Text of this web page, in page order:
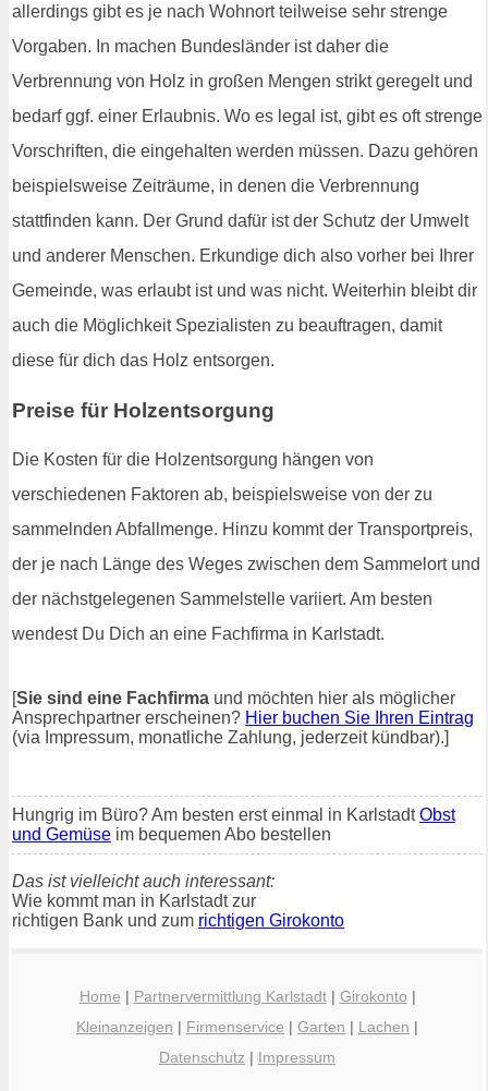
allerdings gibt es je nach Wohnort teilweise sehr strenge
Vorgaben. In machen Bundesländer ist daher die
Verbrennung von Holz in großen Mengen strikt geregelt und
bedarf ggf. einer Erlaubnis. Wo es legal ist, gibt es oft strenge
Vorschriften, die eingehalten werden müssen. Dazu gehören
beispielsweise Zeiträume, in denen die Verbrennung
stattfinden kann. Der Grund dafür ist der Schutz der Umwelt
und anderer Menschen. Erkundige dich also vorher bei Ihrer
Gemeinde, was erlaubt ist und was nicht. Weiterhin bleibt dir
auch die Möglichkeit Spezialisten zu beauftragen, damit
diese für dich das Holz entsorgen.
Preise für Holzentsorgung
Die Kosten für die Holzentsorgung hängen von
verschiedenen Faktoren ab, beispielsweise von der zu
sammelnden Abfallmenge. Hinzu kommt der Transportpreis,
der je nach Länge des Weges zwischen dem Sammelort und
der nächstgelegenen Sammelstelle variiert. Am besten
wendest Du Dich an eine Fachfirma in Karlstadt.
[Sie sind eine Fachfirma und möchten hier als möglicher
Ansprechpartner erscheinen? Hier buchen Sie Ihren Eintrag
(via Impressum, monatliche Zahlung, jederzeit kündbar).]
Hungrig im Büro? Am besten erst einmal in KarlstadtObst
und Gemüse im bequemen Abo bestellen
Das ist vielleicht auch interessant:
Wie kommt man in Karlstadt zur
richtigen Bank und zum richtigen Girokonto
Home | Partnervermittlung Karlstadt| Girokonto |
Kleinanzeigen | Firmenservice | Garten | Lachen |
Datenschutz | Impressum